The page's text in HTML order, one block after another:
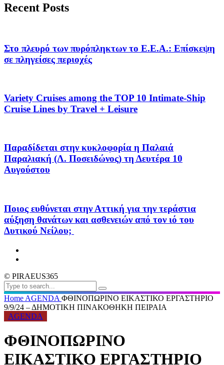
Recent Posts
Στο πλευρό των πυρόπληκτων το Ε.Ε.Α.: Επίσκεψη
σε πληγείσες περιοχές
Variety Cruises among the TOP 10 Intimate-Ship
Cruise Lines by Travel + Leisure
Παραδίδεται στην κυκλοφορία η Παλαιά
Παραλιακή (Λ. Ποσειδώνος) τη Δευτέρα 10
Αυγούστου
Ποιος ευθύνεται στην Αττική για την τεράστια
αύξηση θανάτων και ασθενειών από τον ιό του
Δυτικού Νείλου;
© PIRAEUS365
Home AGENDA ΦΘΙΝΟΠΩΡΙΝΟ ΕΙΚΑΣΤΙΚΟ ΕΡΓΑΣΤΗΡΙΟ
9/9/24 – ΔΗΜΟΤΙΚΗ ΠΙΝΑΚΟΘΗΚΗ ΠΕΙΡΑΙΑ
AGENDA
ΦΘΙΝΟΠΩΡΙΝΟ
ΕΙΚΑΣΤΙΚΟ ΕΡΓΑΣΤΗΡΙΟ